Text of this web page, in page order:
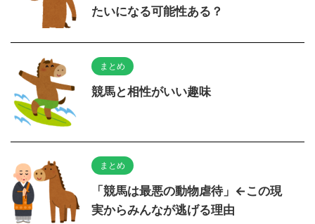
たいになる可能性ある？
まとめ
競馬と相性がいい趣味
まとめ
「競馬は最悪の動物虐待」←この現
実からみんなが逃げる理由